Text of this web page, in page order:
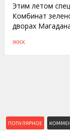
Этим летом
Комбинат
дворах
ЖКХ
ПОПУЛЯРНОЕ